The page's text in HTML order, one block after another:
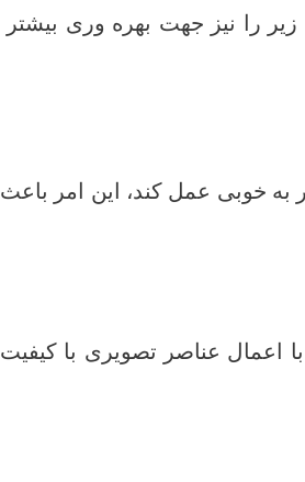
زیر را نیز جهت بهره وری بیشتر
به خوبی عمل کند، این امر باعث
اعمال عناصر تصویری با کیفیت